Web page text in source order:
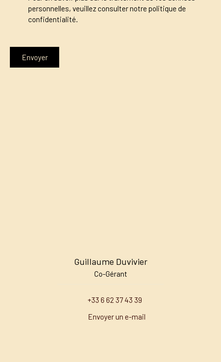
personnelles, veuillez consulter notre politique de
confidentialité.
Envoyer
Guillaume Duvivier
Co-Gérant
+33 6 62 37 43 39
Envoyer un e-mail